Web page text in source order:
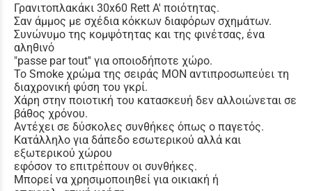
Γρανιτοπλακάκι 30x60 Rett Α' ποιότητας.
Σαν άμμος με σχέδια κόκκων διαφόρων σχημάτων.
Συνώνυμο της κομψότητας και της φινέτσας, ένα
αληθινό
"passe par tout'' για οποιοδήποτε χώρο.
Το Smoke χρώμα της σειράς MON αντιπροσωπεύει τη
διαχρονική φύση του γκρί.
Χάρη στην ποιοτική του κατασκευή δεν αλλοιώνεται σε
βάθος χρόνου.
Αντέχει σε δύσκολες συνθήκες όπως ο παγετός.
Κατάλληλο για δάπεδο εσωτερικού αλλά και
εξωτερικού χώρου
εφόσον το επιτρέπουν οι συνθήκες.
Μπορεί να χρησιμοποιηθεί για οικιακή ή